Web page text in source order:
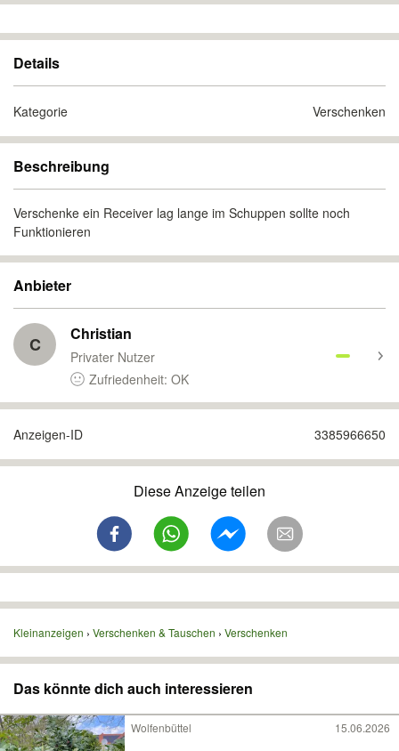
Details
Kategorie Verschenken
Beschreibung
Verschenke ein Receiver lag lange im Schuppen sollte noch
Funktionieren
Anbieter
C Christian
Privater Nutzer
Zufriedenheit: OK
Anzeigen-ID 3385966650
Diese Anzeige teilen
Kleinanzeigen Verschenken & Tauschen Verschenken
Das könnte dich auch interessieren
Wolfenbüttel 15.06.2026